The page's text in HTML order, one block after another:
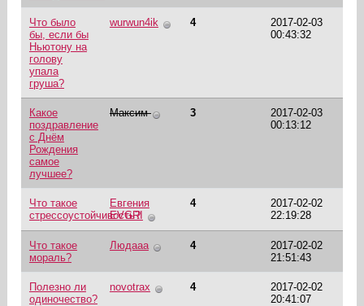
Что было
бы, если бы
Ньютону на
голову
упала
груша?
wurwun4ik 4
2017-02-03
00:43:32
Какое
поздравление
с Днём
Рождения
самое
лучшее?
Максим 3
2017-02-03
00:13:12
Что такое
стрессоустойчивость?
Евгения
EVGRI
4
2017-02-02
22:19:28
Что такое
мораль?
Людааа 4
2017-02-02
21:51:43
Полезно ли
одиночество?
novotrax 4
2017-02-02
20:41:07